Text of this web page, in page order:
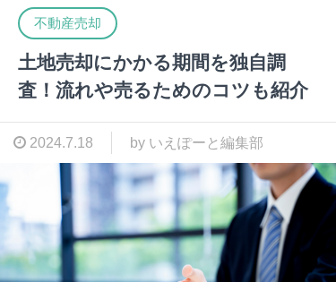
不動産売却
土地売却にかかる期間を独自調
査！流れや売るためのコツも紹介
2024.7.18 by いえぽーと編集部